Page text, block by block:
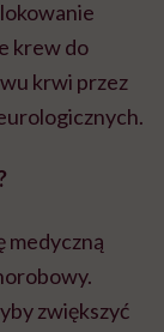
krew do
krwi przez
medyczną
zwiększyć